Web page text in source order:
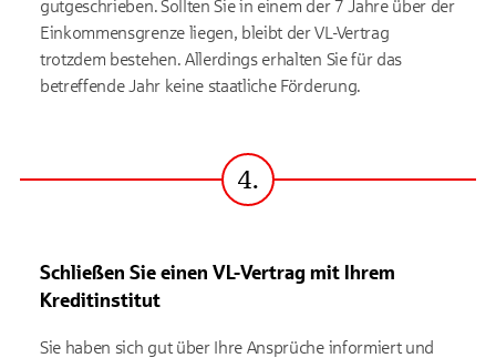
gutgeschrieben. Sollten Sie in einem der 7 Jahre über der
Einkommensgrenze liegen, bleibt der VL-Vertrag
trotzdem bestehen. Allerdings erhalten Sie für das
betreffende Jahr keine staatliche Förderung.
Schritt
4.
Schließen Sie einen VL-Vertrag mit Ihrem
Kreditinstitut
Sie haben sich gut über Ihre Ansprüche informiert und